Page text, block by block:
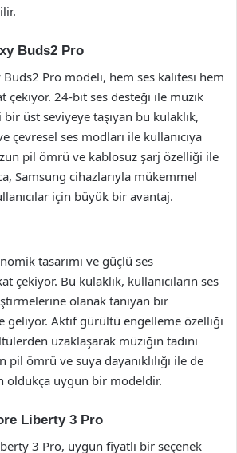
Buds2 Pro
Buds2 Pro modeli, hem ses kalitesi hem
çekiyor. 24-bit ses desteği ile müzik
üst seviyeye taşıyan bu kulaklık,
çevresel ses modları ile kullanıcıya
pil ömrü ve kablosuz şarj özelliği ile
Samsung cihazlarıyla mükemmel
için büyük bir avantaj.
tasarımı ve güçlü ses
çekiyor. Bu kulaklık, kullanıcıların ses
olanak tanıyan bir
geliyor. Aktif gürültü engelleme özelliği
uzaklaşarak müziğin tadını
pil ömrü ve suya dayanıklılığı ile de
oldukça uygun bir modeldir.
Liberty 3 Pro
3 Pro, uygun fiyatlı bir seçenek